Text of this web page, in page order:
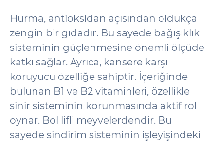
Hurma, antioksidan açısından oldukça
zengin bir gıdadır. Bu sayede bağışıklık
sisteminin güçlenmesine önemli ölçüde
katkı sağlar. Ayrıca, kansere karşı
koruyucu özelliğe sahiptir. İçeriğinde
bulunan B1 ve B2 vitaminleri, özellikle
sinir sisteminin korunmasında aktif rol
oynar. Bol lifli meyvelerdendir. Bu
sayede sindirim sisteminin işleyişindeki